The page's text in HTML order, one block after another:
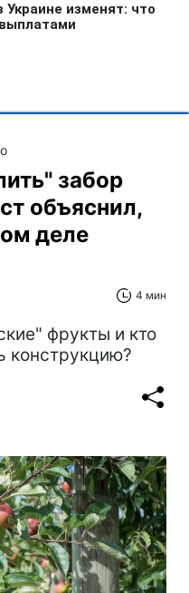
забор
объяснил,
деле
4 мин
фрукты и кто
конструкцию?